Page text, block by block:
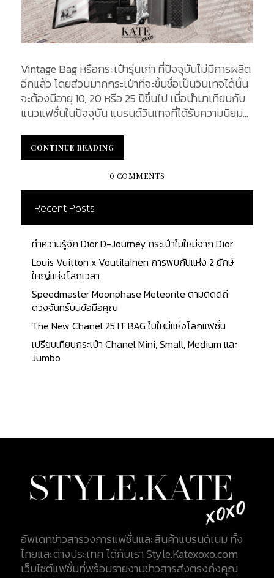
Vintage Bag หรือกระเป๋ารุ่นเก่า ที่ปัจจุบันไม่มีการผลิต
อีกแล้ว โดยส่วนมากกระเป๋าที่จะขึ้นชื่อเป็นวินเทจได้นั้น
จะต้องมีอายุ 10, 20 หรือ 25 ปีขึ้นไป เมื่อนำมาเทียบกับ
แนวแฟชั่นในปัจจุบัน แบรนด์วินเทจที่ได้รับความนิยม
ยาวนาน ยกตัวอย่างเช่น Hermès, Chanel, Louis
Vuitton ซึ่งแบรนด์เหล่านี้ยังคงสร้างมูลค่าให้กับสินค้า
ได้อย่างต่อเนื่อง ในตลาดซื้อขายของวินเทจ คำว่า
Vintage มาจากคำว่า Vendage เป็นภาษาฝรั่งเศส แต่
เดิมนั้นเป็นภาษาในวงการผลิตไวน์ หมายถึงการเก็บบ่ม
ไวน์ในระยะเวลาหลายปี ยิ่งใช้เวลาในการหมักบ่มนานเท่า
ไหร่ ก็ยิ่งทำให้รสชาติและกลิ่นของไวน์นั้นดีมากยิ่งขึ้น ซึ่ง
พอนำคำนี้มาใช้ในวงการแฟชั่น ช่วงประมาณยุค 1920s
ถึง 1980s ก็พอจะสรุปได้ว่า กระเป๋าวินเทจ คือ กระเป๋าที่
ผลิตขึ้นในยุคอดีต ณ ช่วงเวลาใดเวลาหนึ่ง ซึ่งกลับมาได้
รับความนิยมในยุคปัจจุบัน พร้อมกลิ่นอายความเก่าแก่
มีคุณค่าทางประวัติศาสตร์หรือจิตใจในปัจจุบันที่แฟชั่น
วินเทจได้กลับมาเป็นกระแสอีกครั้ง ดีไซน์ของกระเป๋ารุ่น
ใหม่ๆ ส่วนใหญ่ก็ได้แรงบันดาลใจมาจากกระเป๋าวินเท
จรุ่นเก่า ซึ่งทั่วโลกให้ความสนใจในสินค้าวินเทจอย่าง
มาก มนต์เสน่ห์และมนต์ขลังที่มีอยู่ในตัว สำหรับ
อะไรก็ตาม สิ่งหนึ่งที่สำคัญและขาดไม่ได้ก็คือ การ
Stamp, ฝีเข็มของแต่ละรุ่น, Date Code หรือ รหัสที่ระบุ
วันที่ผลิตกระเป๋า (สำหรับกระเป๋าวินเทจบางใบจะไม่มี
Code นี้ ให้ดูส่วนอื่นๆประกอบการตัดสินใจไปด้วย)
กระเป๋าแต่ละแบรนด์แต่ละรุ่นจะมีเอกลักษณ์ที่แตกต่าง
ออกไป ตัวอย่างเช่น กระเป๋า Chanel เอกลักษณ์ของ
แบรนด์ คือ ตัว CC ไขว้ ให้สังเกตตัว...
CONTINUE READING
CONTINUE READING
0 COMMENTS
Recent Posts
ทำความรู้จัก Dior D-Journey กระเป๋าใบใหม่จาก Dior
Louis Vuitton x Voutilainen การพบกันแห่ง 2 ยักษ์
ใหญ่แห่งโลกเวลา
Speedmaster Moonphase Meteorite ตามติดดิถี
ดวงจันทร์บนข้อมือคุณ
The New Chanel 25 IT BAG ใบใหม่แห่งโลกแฟชั่น
เปรียบเทียบกระเป๋า Chanel Mini, Small, Medium และ
Jumbo
อัพเดทข่าวสารวงการแฟชั่นและสินค้าแบรนด์เนม ทั้ง
ไทยและต่างประเทศ ได้กับเรา Style.Katexoxo.com
เว็บไซต์แฟชั่นที่พร้อมรายงานข่าวสารส่งตรงถึงคุณ